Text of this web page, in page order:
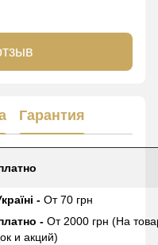
Гарантия
- От 70 грн
- От 2000 грн (На
и акций)